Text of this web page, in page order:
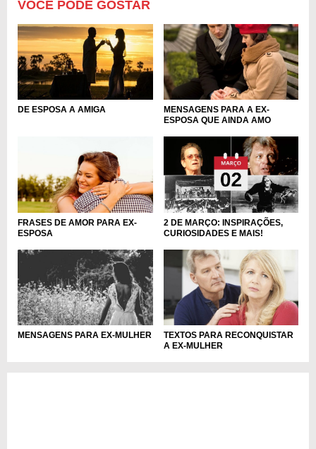
VOCÊ PODE GOSTAR
DE ESPOSA A AMIGA
MENSAGENS PARA A EX-
ESPOSA QUE AINDA AMO
FRASES DE AMOR PARA EX-
ESPOSA
2 DE MARÇO: INSPIRAÇÕES,
CURIOSIDADES E MAIS!
MENSAGENS PARA EX-MULHER
TEXTOS PARA RECONQUISTAR
A EX-MULHER